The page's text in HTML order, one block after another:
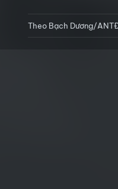
Theo Bạch Dương/